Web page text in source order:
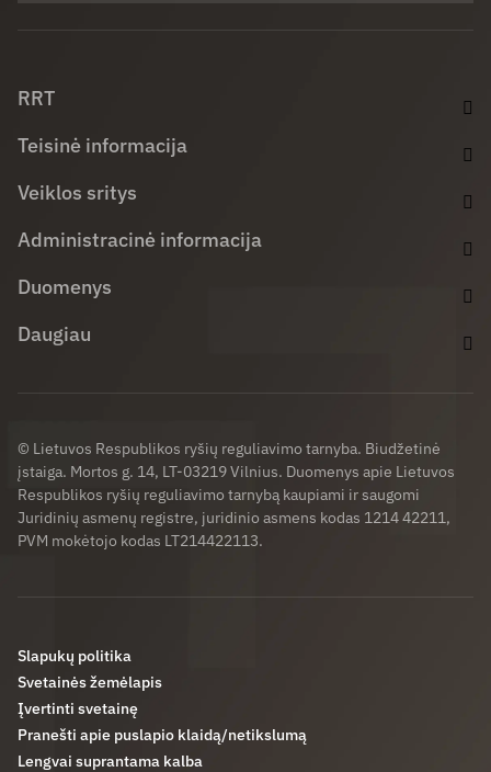
RRT
Teisinė informacija
Veiklos sritys
Administracinė informacija
Duomenys
Daugiau
© Lietuvos Respublikos ryšių reguliavimo tarnyba. Biudžetinė
įstaiga. Mortos g. 14, LT-03219 Vilnius. Duomenys apie Lietuvos
Respublikos ryšių reguliavimo tarnybą kaupiami ir saugomi
Juridinių asmenų registre, juridinio asmens kodas 1214 42211,
PVM mokėtojo kodas LT214422113.
Slapukų politika
Svetainės žemėlapis
Įvertinti svetainę
Pranešti apie puslapio klaidą/netikslumą
Lengvai suprantama kalba